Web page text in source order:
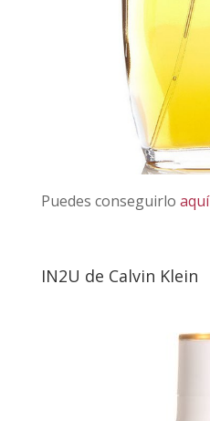
Puedes conseguirlo aquí
IN2U de Calvin Klein